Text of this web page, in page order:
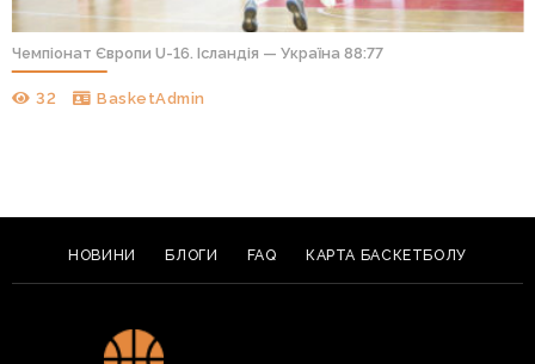
Чемпіонат Європи U-16. Ісландія — Україна 88:77
32 BasketAdmin
НОВИНИ БЛОГИ FAQ КАРТА БАСКЕТБОЛУ